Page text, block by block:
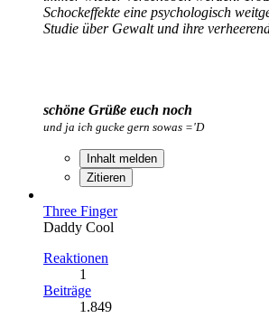
Schockeffekte eine psychologisch
Studie über Gewalt und ihre
schöne Grüße euch noch
und ja ich gucke gern sowas ='D
Inhalt melden
Zitieren
Three Finger
Daddy Cool
Reaktionen
1
Beiträge
1.849